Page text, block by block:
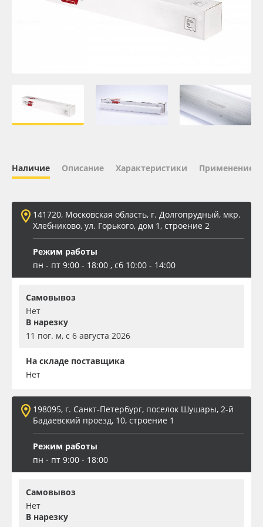
ПЭТ листовой
Вспененный ПВХ
Баннер
Заготовки для сувениров
Наличие Описание Характеристики Применение
141720, Московская область, г. Долгопрудный, мкр.
Хлебниково, ул. Горького, дом 1, строение 2
Режим работы
пн - пт 9:00 - 18:00 , сб 10:00 - 14:00
Самовывоз
Нет
В нарезку
11 пог. м, с 6 августа 2026
На складе поставщика
Нет
198095, г. Санкт-Петербург, поселок Шушары, 2-й
Бадаевский проезд, 10, строение 1
Режим работы
пн - пт 9:00 - 18:00
Самовывоз
Нет
В нарезку